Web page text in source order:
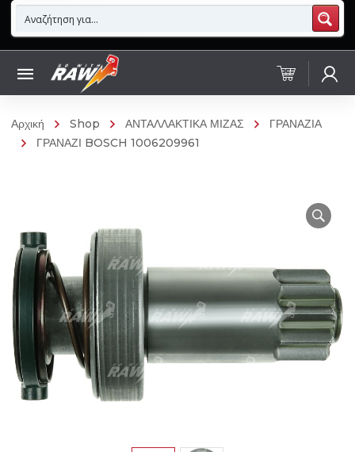
Αρχική Shop ΑΝΤΑΛΛΑΚΤΙΚΑ ΜΙΖΑΣ
ΓΡΑΝΑΖΙΑ
ΓΡΑΝΑΖΙ BOSCH 1006209961